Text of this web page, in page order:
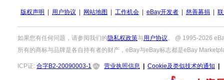
版权声明 用户协议 网站地图 工作机会 eBay开发者 慈善募捐
如果您有任何问题，请参阅我们的隐私权政策与用户协议。 @ 1995-2026
所有的商标与品牌是各自持有者的财产，eBay与eBay标志都是eBay
ICP证: 合字B2-20090003-1 营业执照信息 Cookie及类似技术的通知